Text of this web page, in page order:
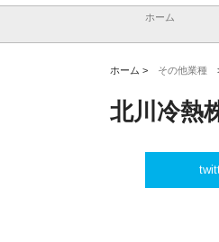
ホーム
ホーム > その他業種
北川冷熱